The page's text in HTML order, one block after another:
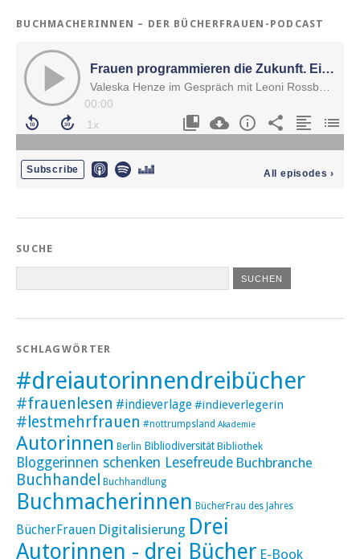
BUCHMACHERINNEN – DER BÜCHERFRAUEN-PODCAST
SUCHE
SCHLAGWÖRTER
#dreiautorinnendreibücher
#frauenlesen #indieverlage#indieverlegerin
#lestmehrfrauen #nottrumpsland Akademie
Autorinnen Berlin Bibliodiversität Bibliothek
Bloggerinnen schenken Lesefreude Buchbranche
Buchhandel Buchhandlung
Buchmacherinnen BücherFrau des Jahres
BücherFrauen Digitalisierung Drei
Autorinnen - drei Bücher E-Book